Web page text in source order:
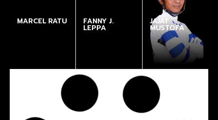
MARCEL RATU FANNY J.
LEPPA
JAJAT
MUSTOFA